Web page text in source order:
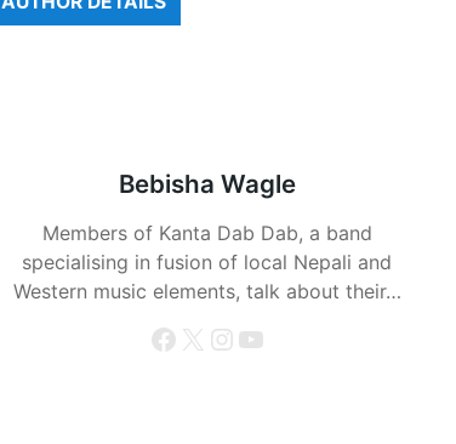
Bebisha Wagle
Members of Kanta Dab Dab, a band
specialising in fusion of local Nepali and
Western music elements, talk about their…
Facebook X Instagram YouTube